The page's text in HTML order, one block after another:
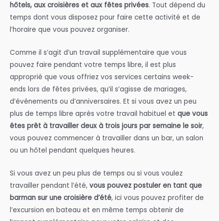
hôtels, aux croisières et aux fêtes privées. Tout dépend du
temps dont vous disposez pour faire cette activité et de
l’horaire que vous pouvez organiser.
Comme il s’agit d’un travail supplémentaire que vous
pouvez faire pendant votre temps libre, il est plus
approprié que vous offriez vos services certains week-
ends lors de fêtes privées, qu’il s’agisse de mariages,
d’événements ou d’anniversaires. Et si vous avez un peu
plus de temps libre après votre travail habituel et que vous
êtes prêt à travailler deux à trois jours par semaine le soir,
vous pouvez commencer à travailler dans un bar, un salon
ou un hôtel pendant quelques heures.
Si vous avez un peu plus de temps ou si vous voulez
travailler pendant l’été, vous pouvez postuler en tant que
barman sur une croisière d’été, ici vous pouvez profiter de
l’excursion en bateau et en même temps obtenir de